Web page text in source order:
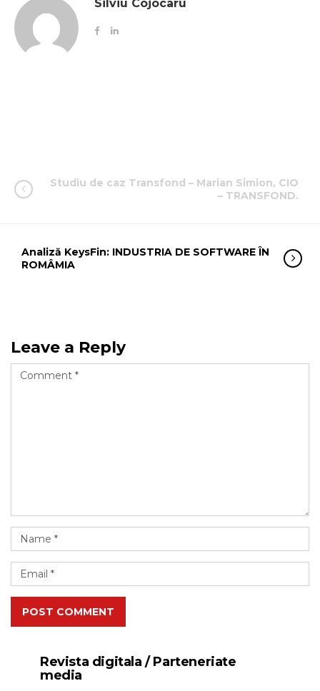
Silviu Cojocaru
Studiu de caz Transfond – Marian Simion, CIO
– TRANSFOND.
Analiză KeysFin: INDUSTRIA DE SOFTWARE ÎN
ROMÂMIA
Leave a Reply
POST COMMENT
Revista digitala / Parteneriate
media